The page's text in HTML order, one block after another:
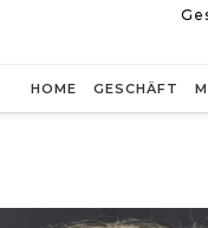
HOME GESCHÄFT